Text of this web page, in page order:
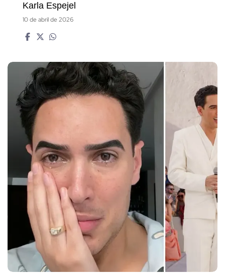
Karla Espejel
10 de abril de 2026